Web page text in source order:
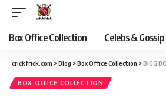
Box Office Collection Celebs & Gossip
crickfrick.com >Blog >Box Office Collection >BIGG
BOX OFFICE COLLECTION